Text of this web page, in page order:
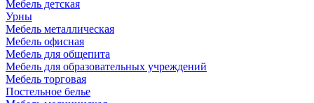
Мебель детская
Урны
Мебель металлическая
Мебель офисная
Мебель для общепита
Мебель для образовательных учреждений
Мебель торговая
Постельное белье